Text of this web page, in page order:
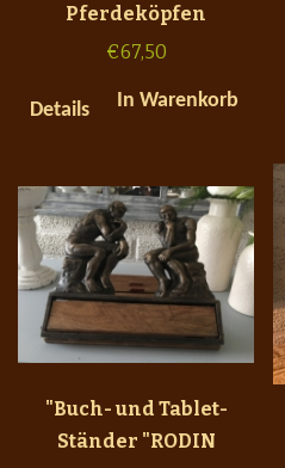
Pferdeköpfen
€67,50
Details In Warenkorb
"Buch- und Tablet-
Ständer "RODIN